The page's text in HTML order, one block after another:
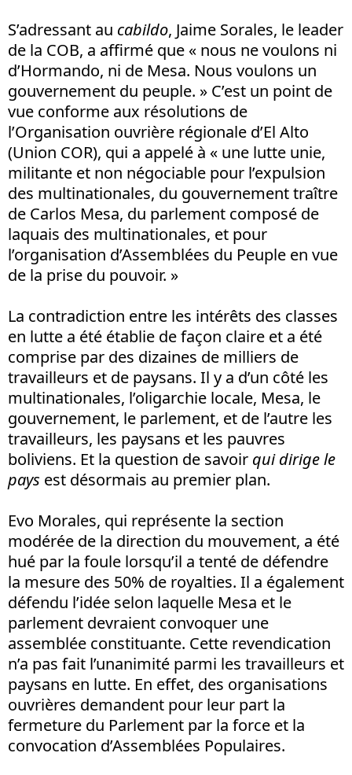
S’adressant au cabildo, Jaime Sorales, le leader
de la COB, a affirmé que « nous ne voulons ni
d’Hormando, ni de Mesa. Nous voulons un
gouvernement du peuple. » C’est un point de
vue conforme aux résolutions de
l’Organisation ouvrière régionale d’El Alto
(Union COR), qui a appelé à « une lutte unie,
militante et non négociable pour l’expulsion
des multinationales, du gouvernement traître
de Carlos Mesa, du parlement composé de
laquais des multinationales, et pour
l’organisation d’Assemblées du Peuple en vue
de la prise du pouvoir. »
La contradiction entre les intérêts des classes
en lutte a été établie de façon claire et a été
comprise par des dizaines de milliers de
travailleurs et de paysans. Il y a d’un côté les
multinationales, l’oligarchie locale, Mesa, le
gouvernement, le parlement, et de l’autre les
travailleurs, les paysans et les pauvres
boliviens. Et la question de savoir qui dirige le
pays est désormais au premier plan.
Evo Morales, qui représente la section
modérée de la direction du mouvement, a été
hué par la foule lorsqu’il a tenté de défendre
la mesure des 50% de royalties. Il a également
défendu l’idée selon laquelle Mesa et le
parlement devraient convoquer une
assemblée constituante. Cette revendication
n’a pas fait l’unanimité parmi les travailleurs et
paysans en lutte. En effet, des organisations
ouvrières demandent pour leur part la
fermeture du Parlement par la force et la
convocation d’Assemblées Populaires.